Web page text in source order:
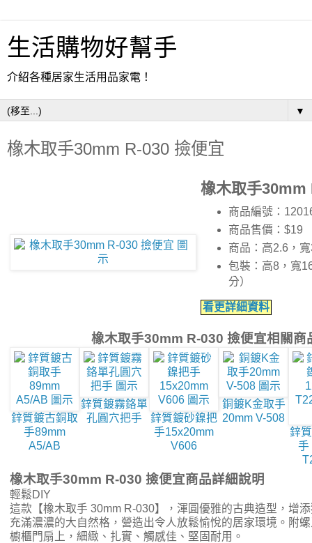
生活購物好幫手
介紹各種居家生活用品家電！
▼
橡木取手30mm R-030 撿便宜
橡木取手30mm
商品編號：
商品售價：$19
商品：高2.6，
包裝：高8，寬
分）
看更詳細資料
橡木取手30mm R-030 撿便宜相關商
鋅質鍍古銅取
手89mm
A5/AB
鋅質鍍霧鉻單
孔圓穴把手
鋅質鍍砂鎳把
手15x20mm
V606
銅鍍K金取手
20mm V-508
鋅
手
橡木取手30mm R-030 撿便宜商品詳細說明
輕鬆DIY
這款【橡木取手 30mm R-030】，渾圓優雅的古典造型，增
充滿濃濃的大自然格，營造出令人放鬆愉悅的居家環境。附
櫥櫃門扇上，細緻、扎實、觸感佳、堅固耐用。